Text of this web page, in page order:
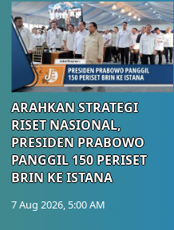
ARAHKAN STRATEGI
RISET NASIONAL,
PRESIDEN PRABOWO
PANGGIL 150 PERISET
BRIN KE ISTANA
7 Aug 2026, 5:00 AM